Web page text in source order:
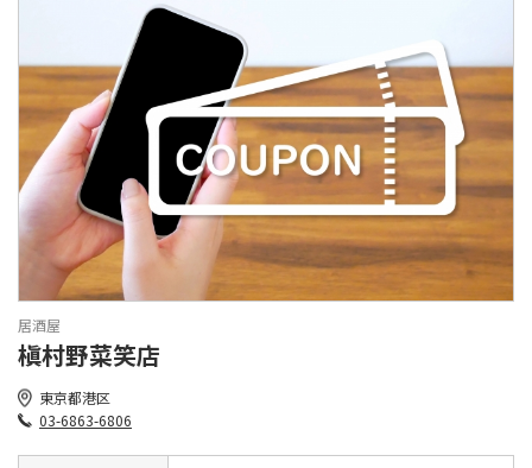
居酒屋
槇村野菜笑店
東京都港区
03-6863-6806